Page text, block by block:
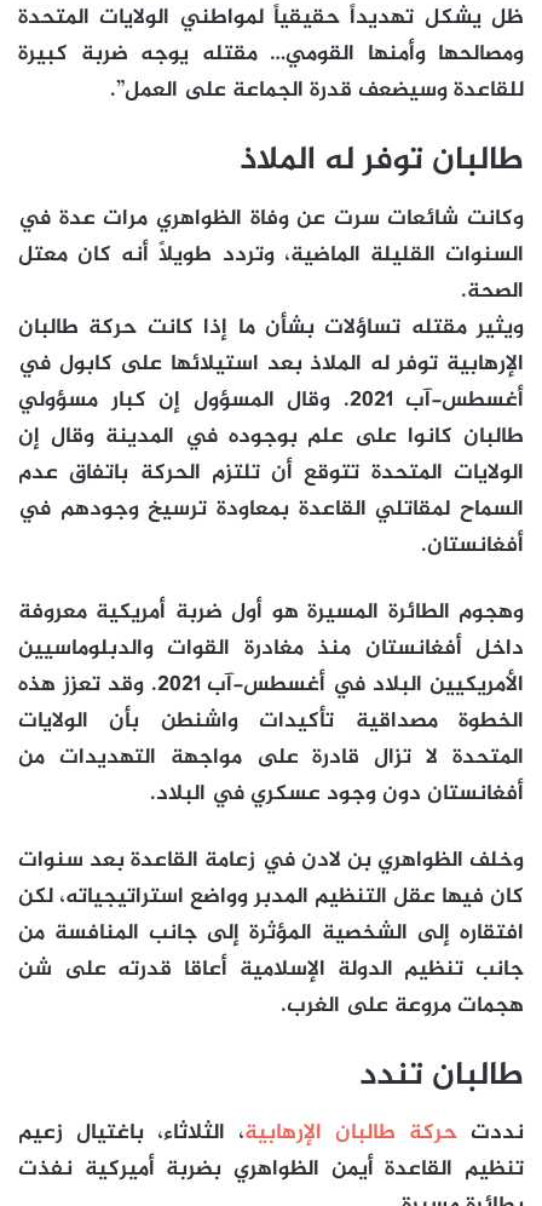
ظل يشكل تهديداً حقيقياً لمواطني الولايات المتحدة
ومصالحها وأمنها القومي… مقتله يوجه ضربة كبيرة
للقاعدة وسيضعف قدرة الجماعة على العمل”.
طالبان توفر له الملاذ
وكانت شائعات سرت عن وفاة الظواهري مرات عدة في
السنوات القليلة الماضية، وتردد طويلاً أنه كان معتل
الصحة.
ويثير مقتله تساؤلات بشأن ما إذا كانت حركة طالبان
الإرهابية توفر له الملاذ بعد استيلائها على كابول في
أغسطس-آب 2021. وقال المسؤول إن كبار مسؤولي
طالبان كانوا على علم بوجوده في المدينة وقال إن
الولايات المتحدة تتوقع أن تلتزم الحركة باتفاق عدم
السماح لمقاتلي القاعدة بمعاودة ترسيخ وجودهم في
أفغانستان.
وهجوم الطائرة المسيرة هو أول ضربة أمريكية معروفة
داخل أفغانستان منذ مغادرة القوات والدبلوماسيين
الأمريكيين البلاد في أغسطس-آب 2021. وقد تعزز هذه
الخطوة مصداقية تأكيدات واشنطن بأن الولايات
المتحدة لا تزال قادرة على مواجهة التهديدات من
أفغانستان دون وجود عسكري في البلاد.
وخلف الظواهري بن لادن في زعامة القاعدة بعد سنوات
كان فيها عقل التنظيم المدبر وواضع استراتيجياته، لكن
افتقاره إلى الشخصية المؤثرة إلى جانب المنافسة من
جانب تنظيم الدولة الإسلامية أعاقا قدرته على شن
هجمات مروعة على الغرب.
طالبان تندد
نددت حركة طالبان الإرهابية، الثلاثاء، باغتيال زعيم
تنظيم القاعدة أيمن الظواهري بضربة أميركية نفذت